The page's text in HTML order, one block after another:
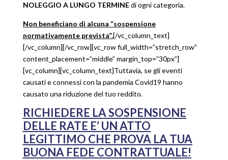
NOLEGGIO A LUNGO TERMINEdi ogni categoria.
Non beneficiano di alcuna “sospensione
normativamente prevista”.[/vc_column_text]
[/vc_column][/vc_row][vc_row full_width=”stretch_row”
content_placement=”middle” margin_top=”30px”]
[vc_column][vc_column_text]Tuttavia, se gli eventi
causati e connessi con la pandemia Covid19 hanno
causato una riduzione del tuo reddito.
RICHIEDERE LA SOSPENSIONE
DELLE RATE E’ UN ATTO
LEGITTIMO CHE PROVA LA TUA
BUONA FEDE CONTRATTUALE!